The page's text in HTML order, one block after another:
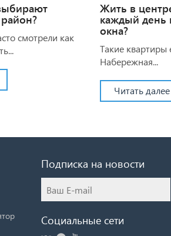
смотрели как
Жить в
каждый день
окна?
Такие квартиры
Набережная...
Читать далее
Подписка на новости
Социальные сети